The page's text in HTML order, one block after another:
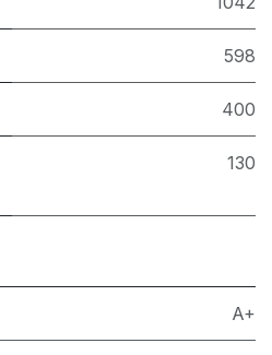
598
400
130
A+